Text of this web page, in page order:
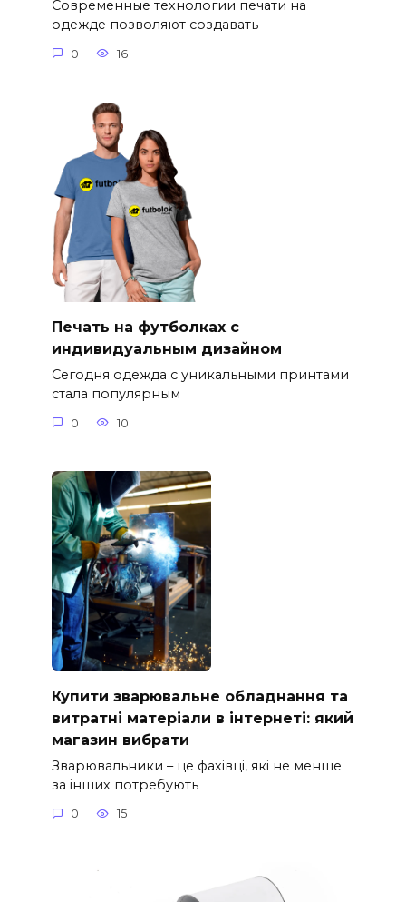
Современные технологии печати на
одежде позволяют создавать
0 16
Печать на футболках с
индивидуальным дизайном
Сегодня одежда с уникальными принтами
стала популярным
0 10
Купити зварювальне обладнання та
витратні матеріали в інтернеті: який
магазин вибрати
Зварювальники – це фахівці, які не менше
за інших потребують
0 15